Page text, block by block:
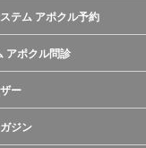
テム アポクル予約
アポクル問診
ー
ジン